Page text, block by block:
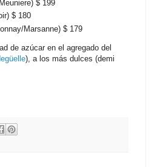
$ 199
$ 180
Marsanne) $ 179
de azúcar en el agregado del
), a los más dulces (demi